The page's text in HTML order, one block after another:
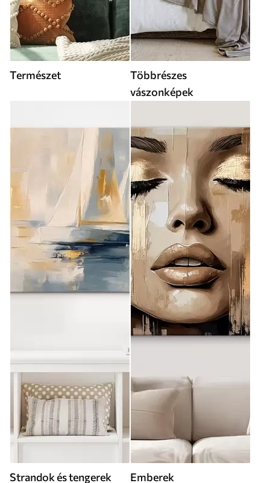
Természet
Többrészes
vászonképek
Strandok és tengerek Emberek